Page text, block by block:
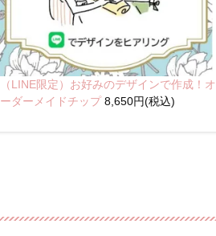
（LINE限定）お好みのデザインで作成！オ
ーダーメイドチップ8,650円(税込)